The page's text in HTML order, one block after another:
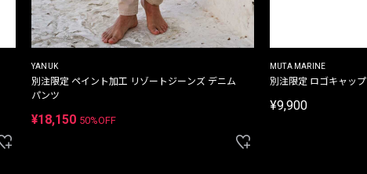
YANUK
別注限定 ペイント加工 リゾートジーンズ デニム
パンツ
¥18,150 50%OFF
MUTA MARINE
別注限定 ロゴキャップ
¥9,900